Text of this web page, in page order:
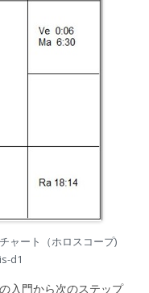
ャート（ホロスコープ)
d1
入門から次のステップ